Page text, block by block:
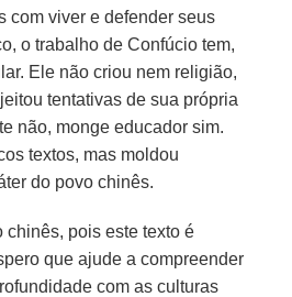
com viver e defender seus
o trabalho de Confúcio tem,
Ele não criou nem religião,
tentativas de sua própria
não, monge educador sim.
textos, mas moldou
do povo chinês.
chinês, pois este texto é
que ajude a compreender
com as culturas